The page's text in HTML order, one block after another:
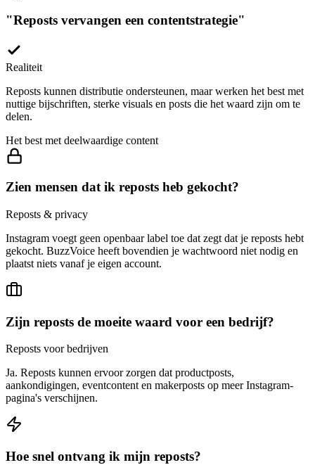
"Reposts vervangen een contentstrategie"
Realiteit
Reposts kunnen distributie ondersteunen, maar werken het best met
nuttige bijschriften, sterke visuals en posts die het waard zijn om te
delen.
Het best met deelwaardige content
Zien mensen dat ik reposts heb gekocht?
Reposts & privacy
Instagram voegt geen openbaar label toe dat zegt dat je reposts hebt
gekocht. BuzzVoice heeft bovendien je wachtwoord niet nodig en
plaatst niets vanaf je eigen account.
Zijn reposts de moeite waard voor een bedrijf?
Reposts voor bedrijven
Ja. Reposts kunnen ervoor zorgen dat productposts,
aankondigingen, eventcontent en makerposts op meer Instagram-
pagina's verschijnen.
Hoe snel ontvang ik mijn reposts?